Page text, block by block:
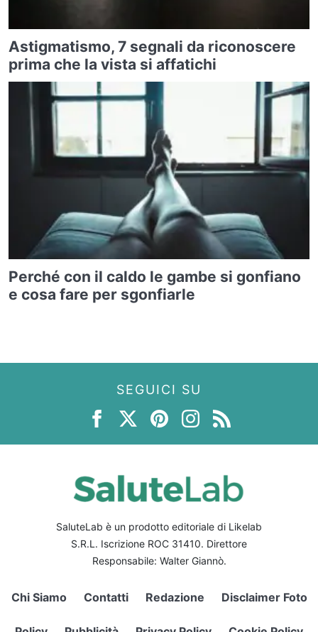
Astigmatismo, 7 segnali da riconoscere
prima che la vista si affatichi
Perché con il caldo le gambe si gonfiano
e cosa fare per sgonfiarle
SEGUICI SU
SaluteLab è un prodotto editoriale di Likelab
S.R.L. Iscrizione ROC 31410. Direttore
Responsabile: Walter Giannò.
Chi Siamo Contatti Redazione Disclaimer Foto